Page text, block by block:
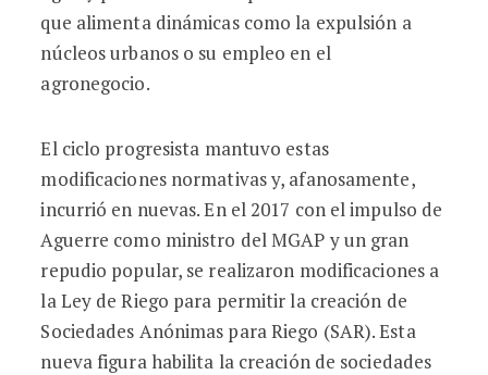
que alimenta dinámicas como la expulsión a
núcleos urbanos o su empleo en el
agronegocio.
El ciclo progresista mantuvo estas
modificaciones normativas y, afanosamente,
incurrió en nuevas. En el 2017 con el impulso de
Aguerre como ministro del MGAP y un gran
repudio popular, se realizaron modificaciones a
la Ley de Riego para permitir la creación de
Sociedades Anónimas para Riego (SAR). Esta
nueva figura habilita la creación de sociedades